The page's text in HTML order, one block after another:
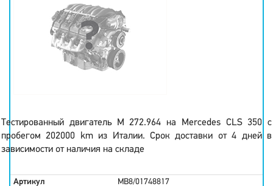
Тестированный двигатель M 272.964 на Mercedes CLS 350 с
пробегом 202000 km из Италии. Срок доставки от 4 дней в
зависимости от наличия на складе
Артикул MB8/01748817